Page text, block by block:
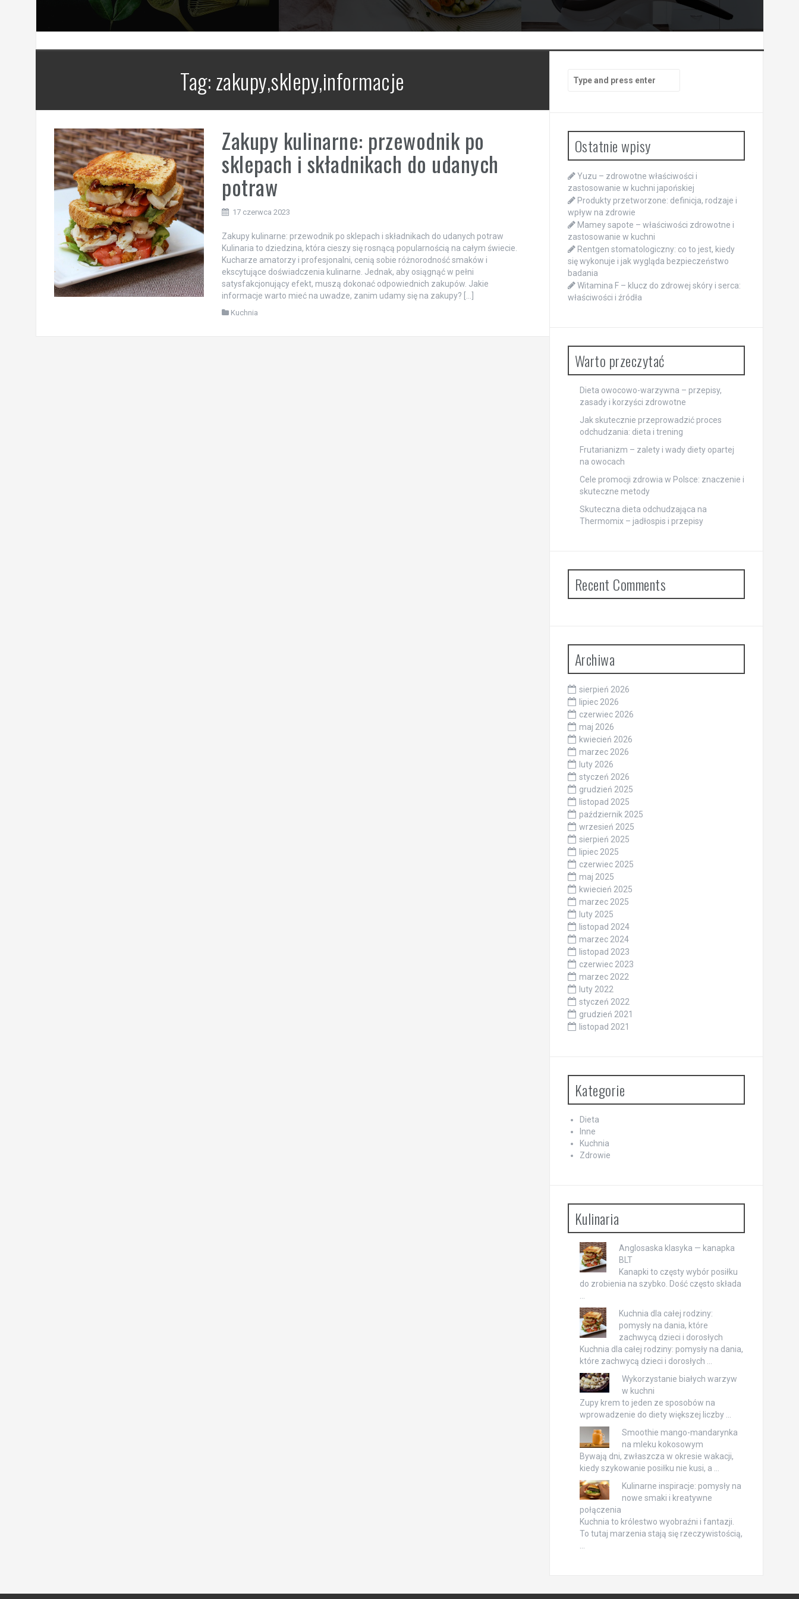
Tag:zakupy,sklepy,informacje
Zakupy kulinarne: przewodnik po
sklepach i składnikach do udanych
potraw
17 czerwca 2023
Zakupy kulinarne: przewodnik po sklepach i składnikach do udanych potraw
Kulinaria to dziedzina, która cieszy się rosnącą popularnością na całym świecie.
Kucharze amatorzy i profesjonalni, cenią sobie różnorodność smaków i
ekscytujące doświadczenia kulinarne. Jednak, aby osiągnąć w pełni
satysfakcjonujący efekt, muszą dokonać odpowiednich zakupów. Jakie
informacje warto mieć na uwadze, zanim udamy się na zakupy? […]
Kuchnia
for:
Ostatnie wpisy
Yuzu – zdrowotne właściwości i
zastosowanie w kuchni japońskiej
Produkty przetworzone: definicja, rodzaje i
wpływ na zdrowie
Mamey sapote – właściwości zdrowotne i
zastosowanie w kuchni
Rentgen stomatologiczny: co to jest, kiedy
się wykonuje i jak wygląda bezpieczeństwo
badania
Witamina F – klucz do zdrowej skóry i serca:
właściwości i źródła
Warto przeczytać
Dieta owocowo-warzywna – przepisy,
zasady i korzyści zdrowotne
Jak skutecznie przeprowadzić proces
odchudzania: dieta i trening
Frutarianizm – zalety i wady diety opartej
na owocach
Cele promocji zdrowia w Polsce: znaczenie i
skuteczne metody
Skuteczna dieta odchudzająca na
Thermomix – jadłospis i przepisy
Recent Comments
Archiwa
sierpień 2026
lipiec 2026
czerwiec 2026
maj 2026
kwiecień 2026
marzec 2026
luty 2026
styczeń 2026
grudzień 2025
listopad 2025
październik 2025
wrzesień 2025
sierpień 2025
lipiec 2025
czerwiec 2025
maj 2025
kwiecień 2025
marzec 2025
luty 2025
listopad 2024
marzec 2024
listopad 2023
czerwiec 2023
marzec 2022
luty 2022
styczeń 2022
grudzień 2021
listopad 2021
Kategorie
Dieta
Inne
Kuchnia
Zdrowie
Kulinaria
Anglosaska klasyka — kanapka
BLT
Kanapki to częsty wybór posiłku
do zrobienia na szybko. Dość często składa
Kuchnia dla całej rodziny:
pomysły na dania, które
zachwycą dzieci i dorosłych
Kuchnia dla całej rodziny: pomysły na dania,
które zachwycą dzieci i dorosłych …
Wykorzystanie białych warzyw
w kuchni
Zupy krem to jeden ze sposobów na
wprowadzenie do diety większej liczby …
Smoothie mango-mandarynka
na mleku kokosowym
Bywają dni, zwłaszcza w okresie wakacji,
kiedy szykowanie posiłku nie kusi, a …
Kulinarne inspiracje: pomysły na
nowe smaki i kreatywne
połączenia
Kuchnia to królestwo wyobraźni i fantazji.
To tutaj marzenia stają się rzeczywistością,